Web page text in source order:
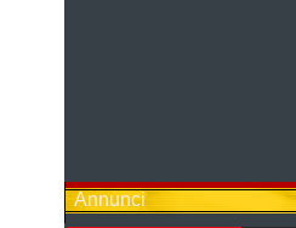
Annunci